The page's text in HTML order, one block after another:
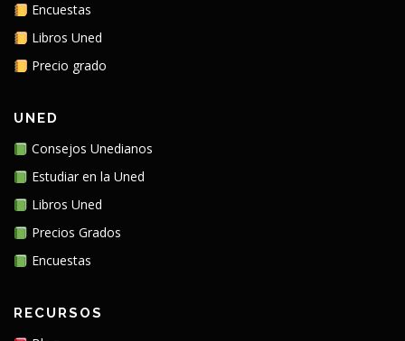
Encuestas
Libros Uned
Precio grado
UNED
Consejos Unedianos
Estudiar en la Uned
Libros Uned
Precios Grados
Encuestas
RECURSOS